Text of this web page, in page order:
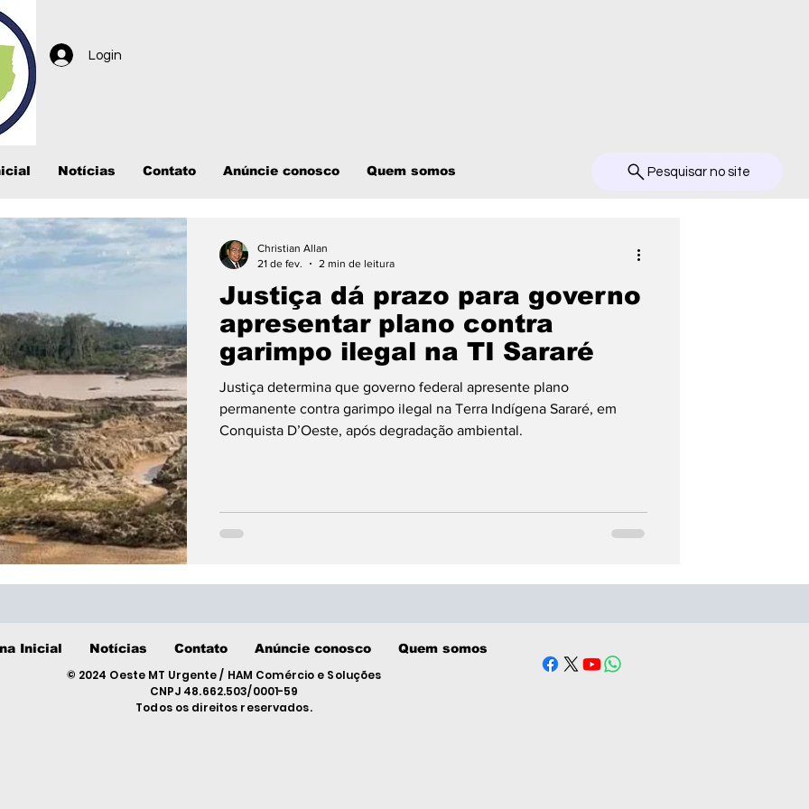
Login
Notícias Contato Anúncie conosco Quem somos Pesquisar no site
Justiça dá prazo para governo
apresentar plano contra
garimpo ilegal na TI Sararé
Justiça determina que governo federal apresente plano
permanente contra garimpo ilegal na Terra Indígena Sararé, em
Conquista D’Oeste, após degradação ambiental.
Christian Allan
21 de fev.
2 min de leitura
Inicial Notícias Contato Anúncie conosco Quem somos
© 2024 Oeste MT Urgente / HAM Comércio e Soluções
CNPJ 48.662.503/0001-59
Todos os direitos reservados.